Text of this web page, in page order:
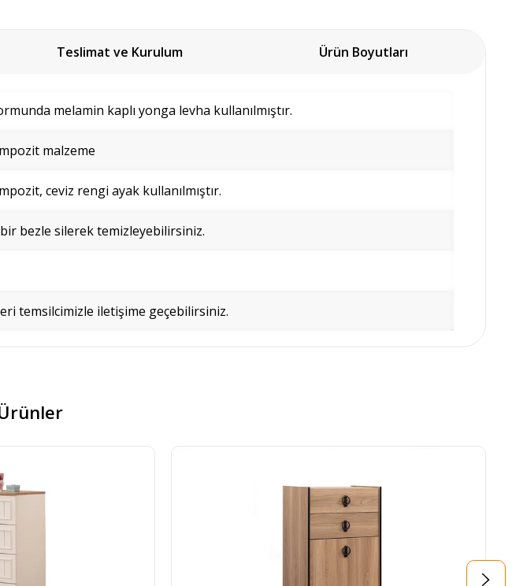
Teslimat ve Kurulum Ürün Boyutları
melamin kaplı yonga levha kullanılmıştır.
malzeme
ceviz rengi ayak kullanılmıştır.
bir bezle silerek temizleyebilirsiniz.
temsilcimizle iletişime geçebilirsiniz.